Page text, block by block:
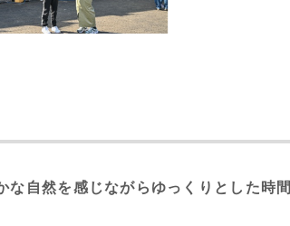
自然を感じながらゆっくりとした時間